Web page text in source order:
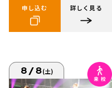
申し込む 詳しく見る
8/8(土)